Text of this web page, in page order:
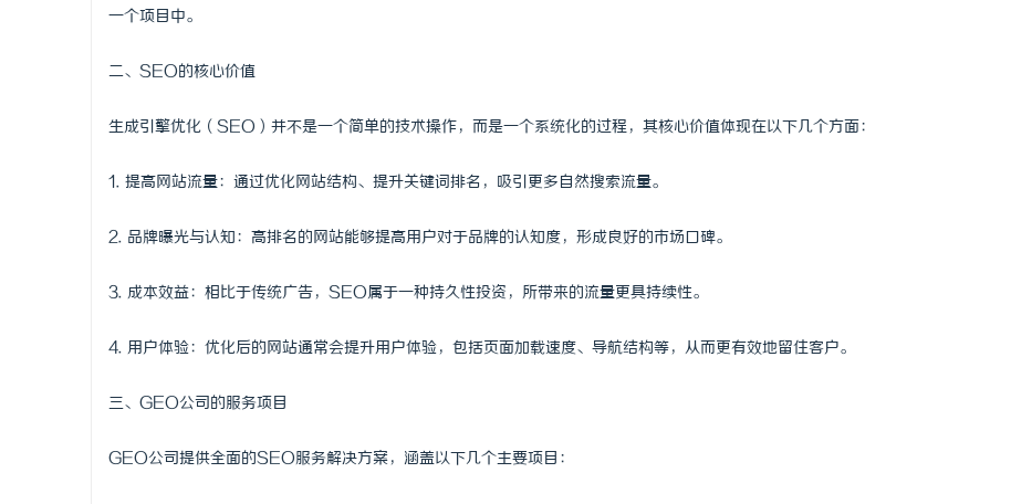
一个项目中。
二、SEO的核心价值
生成引擎优化（SEO）并不是一个简单的技术操作，而是一个系统化的过程，其核心价值体现在以下几个方面：
1. 提高网站流量：通过优化网站结构、提升关键词排名，吸引更多自然搜索流量。
2. 品牌曝光与认知：高排名的网站能够提高用户对于品牌的认知度，形成良好的市场口碑。
3. 成本效益：相比于传统广告，SEO属于一种持久性投资，所带来的流量更具持续性。
4. 用户体验：优化后的网站通常会提升用户体验，包括页面加载速度、导航结构等，从而更有效地留住客户。
三、GEO公司的服务项目
GEO公司提供全面的SEO服务解决方案，涵盖以下几个主要项目：
武汉配眼镜 上海配眼镜 次元相融，机甲随行！爱玛黑翼S360电竞版 CO2 雕刻切割机：现代制造业的变革者